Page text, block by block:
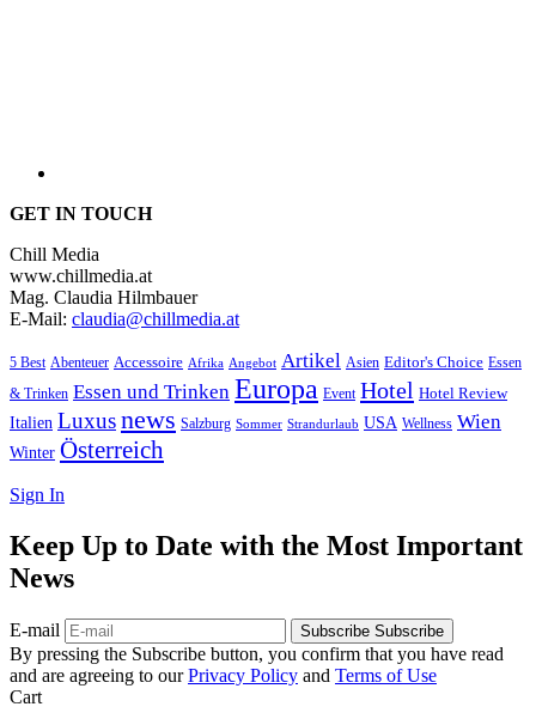
GET IN TOUCH
Chill Media
www.chillmedia.at
Mag. Claudia Hilmbauer
E-Mail: claudia@chillmedia.at
5 Best Abenteuer Accessoire Afrika Angebot Artikel Asien Editor's Choice Essen
& Trinken Essen und Trinken Europa Event Hotel Hotel Review
Italien Luxusnews Salzburg Sommer Strandurlaub USA Wellness Wien
Winter Österreich
Sign In
Keep Up to Date with the Most Important
News
E-mail Subscribe Subscribe
By pressing the Subscribe button, you confirm that you have read
and are agreeing to ourPrivacy Policy and Terms of Use
Cart